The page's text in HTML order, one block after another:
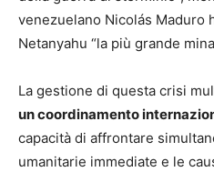
venezuelano Nicolás Maduro
Netanyahu “la più grande
La gestione di questa crisi
un coordinamento
capacità di affrontare
umanitarie immediate e le